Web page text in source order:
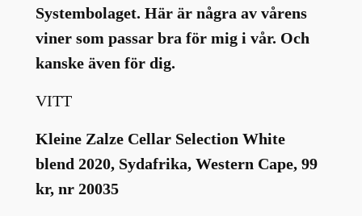
Systembolaget. Här är några av vårens
viner som passar bra för mig i vår. Och
kanske även för dig.
VITT
Kleine Zalze Cellar Selection White
blend 2020, Sydafrika, Western Cape, 99
kr, nr 20035